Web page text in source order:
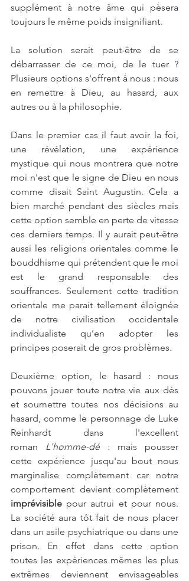
supplément à notre âme qui pèsera
toujours le même poids insignifiant.
La solution serait peut-être de se
débarrasser de ce moi, de le tuer ?
Plusieurs options s'offrent à nous : nous
en remettre à Dieu, au hasard, aux
autres ou à la philosophie.
Dans le premier cas il faut avoir la foi,
une révélation, une expérience
mystique qui nous montrera que notre
moi n'est que le signe de Dieu en nous
comme disait Saint Augustin. Cela a
bien marché pendant des siècles mais
cette option semble en perte de vitesse
ces derniers temps. Il y aurait peut-être
aussi les religions orientales comme le
bouddhisme qui prétendent que le moi
est le grand responsable des
souffrances. Seulement cette tradition
orientale me parait tellement éloignée
de notre civilisation occidentale
individualiste qu’en adopter les
principes poserait de gros problèmes.
Deuxième option, le hasard : nous
pouvons jouer toute notre vie aux dés
et soumettre toutes nos décisions au
hasard, comme le personnage de Luke
Reinhardt dans l'excellent
roman L'homme-dé : mais pousser
cette expérience jusqu'au bout nous
marginalise complètement car notre
imprévisible pour autrui et pour nous.
La société aura tôt fait de nous placer
dans un asile psychiatrique ou dans une
prison. En effet dans cette option
toutes les expériences mêmes les plus
extrêmes deviennent envisageables